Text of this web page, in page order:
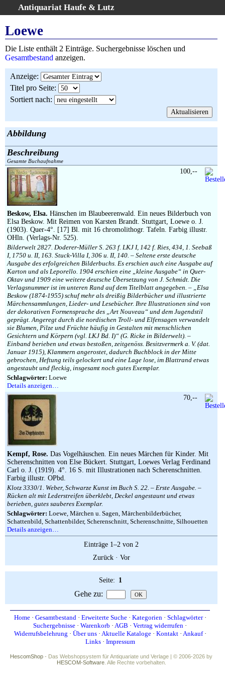
Antiquariat Haufe & Lutz
Home
Gesamtbestand
Kategorien
Schlagwörter
Suchergebnisse
AGB
Widerruf
Über uns
Aktuelle Kataloge
Kontakt
Ankauf
Links
Impressum
Loewe
Die Liste enthält 2 Einträge. Suchergebnisse löschen und
Gesamtbestand anzeigen.
Anzeige:
Titel pro Seite:
Sortiert nach:
Abbildung
Beschreibung
Gesamte Buchaufnahme
Beskow, Elsa. Hänschen im Blaubeerenwald. Ein neues Bilderbuch von
Elsa Beskow. Mit Reimen von Karsten Brandt. Stuttgart, Loewe o. J.
(1903). Quer-4°. [17] Bl. mit 16 chromolithogr. Tafeln. Farbig illustr.
OHln. (Verlags-Nr. 525).
Bilderwelt 2827. Doderer-Müller S. 263 f. LKJ I, 142 f. Ries, 434, 1. Seebaß
I, 1750 u. II, 163. Stuck-Villa I, 306 u. II, 140. – Seltene erste deutsche
Ausgabe des erfolgreichen Bilderbuchs. Es erschien auch eine Ausgabe auf
Karton und als Leporello. 1904 erschien eine „kleine Ausgabe“ in Quer-
Oktav und 1909 eine weitere deutsche Übersetzung von J. Schmidt. Die
Verlagsnummer ist im unteren Rand auf dem Titelblatt angegeben. – „Elsa
Beskow (1874-1955) schuf mehr als dreißig Bilderbücher und illustrierte
Märchensammlungen, Lieder- und Lesebücher. Ihre Illustrationen sind von
der dekorativen Formensprache des „Art Nouveau“ und dem Jugendstil
geprägt. Angeregt durch die nordischen Troll- und Elfensagen verwandelt
sie Blumen, Pilze und Früchte häufig in Gestalten mit menschlichen
Gesichtern und Körpern (vgl. LKJ Bd. I)“ (G. Ricke in Bilderwelt). –
Einband berieben und etwas bestoßen, zeitgenöss. Besitzvermerk a. V. (dat.
Januar 1915), Klammern angerostet, dadurch Buchblock in der Mitte
gebrochen, Heftung teils gelockert und eine Lage lose, im Blattrand etwas
angestaubt und fleckig, insgesamt noch gutes Exemplar.
Schlagwörter: Loewe
Details anzeigen…
100,--
Kempf, Rose. Das Vogelhäuschen. Ein neues Märchen für Kinder. Mit
Scherenschnitten von Else Bückert. Stuttgart, Loewes Verlag Ferdinand
Carl o. J. (1919). 4°. 16 S. mit Illustrationen nach Scherenschnitten.
Farbig illustr. OPbd.
Klotz 3330/1. Weber, Schwarze Kunst im Buch S. 22. – Erste Ausgabe. –
Rücken alt mit Lederstreifen überklebt, Deckel angestaunt und etwas
berieben, gutes sauberes Exemplar.
Schlagwörter: Loewe, Märchen u. Sagen, Märchenbilderbücher,
Schattenbild, Schattenbilder, Scherenschnitt, Scherenschnitte, Silhouetten
Details anzeigen…
70,--
Einträge 1–2 von 2
Zurück· Vor
Seite: 1
Gehe zu:
Home· Gesamtbestand· Erweiterte Suche· Kategorien· Schlagwörter·
Suchergebnisse · Warenkorb · AGB · Vertrag widerrufen ·
Widerrufsbelehrung · Über uns· Aktuelle Kataloge· Kontakt· Ankauf·
Links· Impressum
HescomShop - Das Webshopsystem für Antiquariate und Verlage | © 2006-2026 by
HESCOM-Software. Alle Rechte vorbehalten.